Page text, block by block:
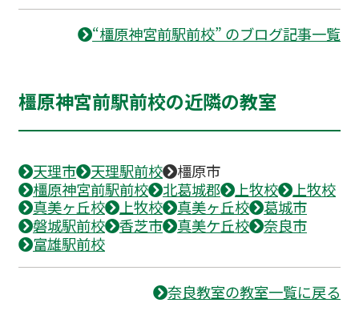
“橿原神宮前駅前校” のブログ記事一覧
橿原神宮前駅前校の近隣の教室
天理市 天理駅前校
橿原市
橿原神宮前駅前校
北葛城郡 上牧校
上牧校
真美ヶ丘校
上牧校 真美ヶ丘校
葛城市
磐城駅前校
香芝市 真美ケ丘校
奈良市
富雄駅前校
奈良教室の教室一覧に戻る